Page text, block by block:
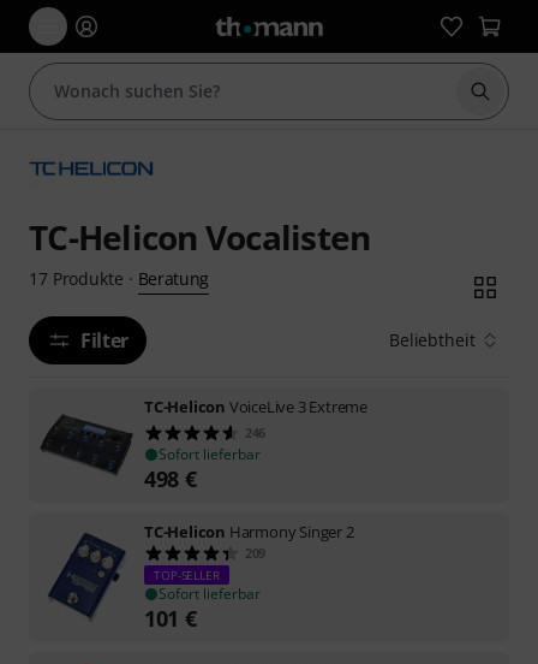
Suche
TC-Helicon Vocalisten
17 Produkte · Beratung
Filter Beliebtheit
TC-Helicon VoiceLive 3 Extreme
246
Sofort lieferbar
498 €
TC-Helicon Harmony Singer 2
209
TOP-SELLER
Sofort lieferbar
101 €